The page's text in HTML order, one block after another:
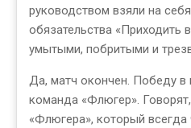
руководством взяли на
обязательства «Приходить
умытыми, побритыми и
Да, матч окончен. Победу в
команда «Флюгер».
«Флюгера», который всегда